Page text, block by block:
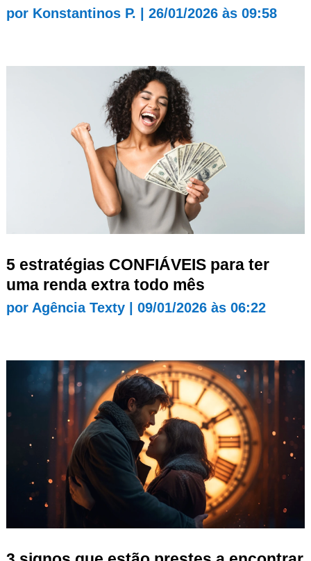
por Konstantinos P. 26/01/2026 às 09:58
5 estratégias CONFIÁVEIS para ter
uma renda extra todo mês
por Agência Texty| 09/01/2026 às 06:22